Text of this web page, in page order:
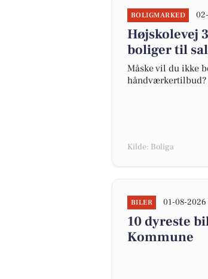
BOLIGMARKED
Højskolevej
boliger til
Måske vil du ikke
håndværkertilbud?
Kilde: Boliga
BILER 01-08-2026
10 dyreste
Kommune